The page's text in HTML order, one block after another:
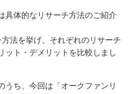
具体的なリサーチ方法のご紹介
法を挙げ、それぞれのリサーチ
ット・デメリットを比較しまし
うち、今回は「オークファンリ